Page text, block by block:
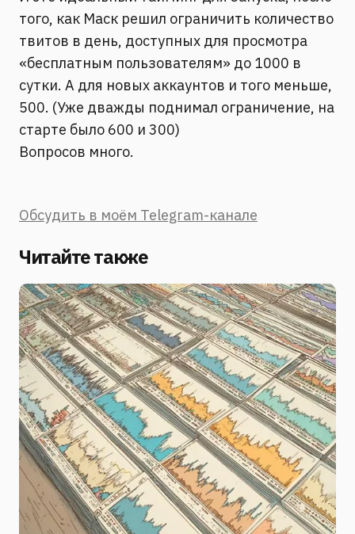
того, как Маск решил ограничить количество
твитов в день, доступных для просмотра
«бесплатным пользователям» до 1000 в
сутки. А для новых аккаунтов и того меньше,
500. (Уже дважды поднимал ограничение, на
старте было 600 и 300)
Вопросов много.
Обсудить в моём Telegram-канале
Читайте также